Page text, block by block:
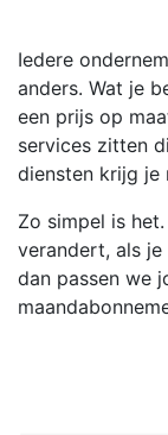
Iedere
anders. Wat je
een prijs op
services zitten
diensten krijg je
Zo simpel is
verandert, als
dan passen we